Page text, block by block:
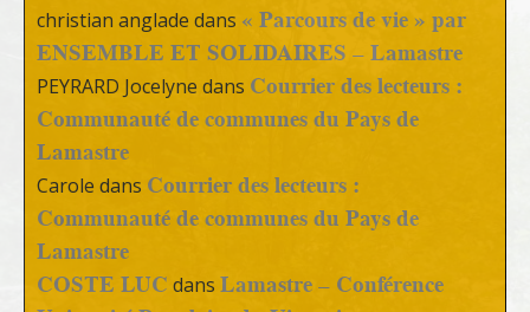
christian anglade dans « Parcours de vie » par
ENSEMBLE ET SOLIDAIRES – Lamastre
PEYRARD Jocelyne dans Courrier des lecteurs :
Communauté de communes du Pays de
Lamastre
Carole dans Courrier des lecteurs :
Communauté de communes du Pays de
Lamastre
COSTE LUC dans Lamastre – Conférence